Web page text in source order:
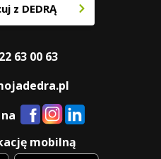
z DEDRĄ
63 00 63
mobilną